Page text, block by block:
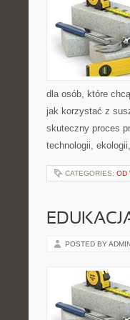
dla osób, które
jak korzystać z
skuteczny proces
technologii,
CATEGORIES: OD
POSTED BY